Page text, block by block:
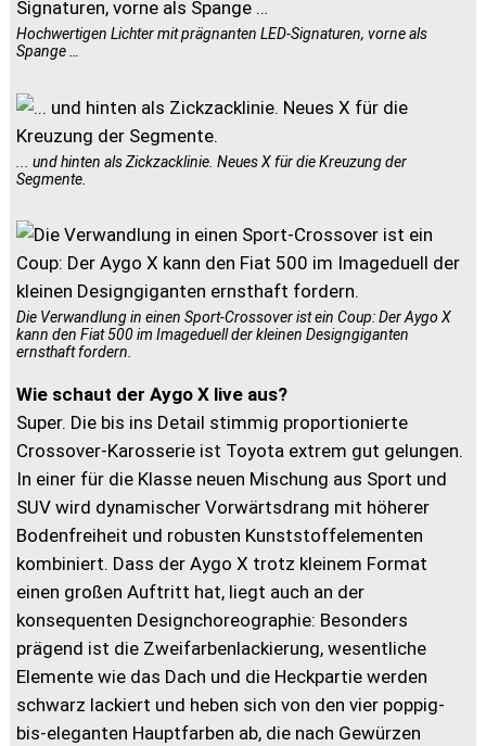
Hochwertigen Lichter mit prägnanten LED-Signaturen, vorne als
Spange …
... und hinten als Zickzacklinie. Neues X für die Kreuzung der
Segmente.
Die Verwandlung in einen Sport-Crossover ist ein Coup: Der Aygo X
kann den Fiat 500 im Imageduell der kleinen Designgiganten
ernsthaft fordern.
Wie schaut der Aygo X live aus?
Super. Die bis ins Detail stimmig proportionierte
Crossover-Karosserie ist Toyota extrem gut gelungen.
In einer für die Klasse neuen Mischung aus Sport und
SUV wird dynamischer Vorwärtsdrang mit höherer
Bodenfreiheit und robusten Kunststoffelementen
kombiniert. Dass der Aygo X trotz kleinem Format
einen großen Auftritt hat, liegt auch an der
konsequenten Designchoreographie: Besonders
prägend ist die Zweifarbenlackierung, wesentliche
Elemente wie das Dach und die Heckpartie werden
schwarz lackiert und heben sich von den vier poppig-
bis-eleganten Hauptfarben ab, die nach Gewürzen